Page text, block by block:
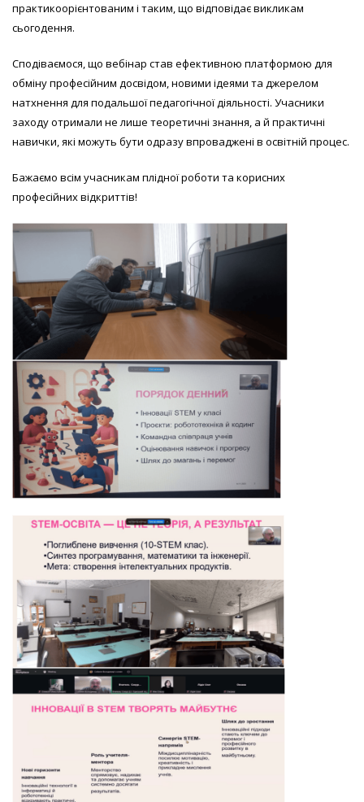
практикоорієнтованим і таким, що відповідає викликам
сьогодення.
Сподіваємося, що вебінар став ефективною платформою для
обміну професійним досвідом, новими ідеями та джерелом
натхнення для подальшої педагогічної діяльності. Учасники
заходу отримали не лише теоретичні знання, а й практичні
навички, які можуть бути одразу впроваджені в освітній процес.
Бажаємо всім учасникам плідної роботи та корисних
професійних відкриттів!